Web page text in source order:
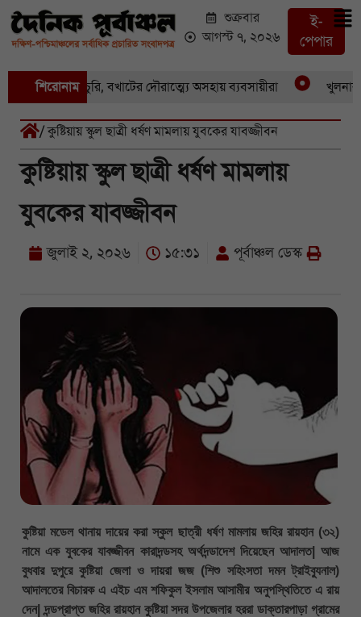
শুক্রবার
আগস্ট ৭, ২০২৬
ই-
পেপার
শিরোনাম
পর একচুরি, বখাটের দৌরাত্ম্যে অসহায় ব্যবসায়ীরা খুলনার
/ কুষ্টিয়ায় স্কুল ছাত্রী ধর্ষণ মামলায় যুবকের যাবজ্জীবন
কুষ্টিয়ায় স্কুল ছাত্রী ধর্ষণ মামলায়
যুবকের যাবজ্জীবন
জুলাই ২, ২০২৬ ১৫:৩১ পূর্বাঞ্চল ডেস্ক
কুষ্টিয়া মডেল থানায় দায়ের করা স্কুল ছাত্রী ধর্ষণ মামলায় জহির রায়হান (৩২)
নামে এক যুবকের যাবজ্জীবন কারাদন্ডসহ অর্থদন্ডাদেশ দিয়েছেন আদালত| আজ
বুধবার দুপুরে কুষ্টিয়া জেলা ও দায়রা জজ (শিশু সহিংসতা দমন ট্রাইব্যুনাল)
আদালতের বিচারক এ এইচ এম শফিকুল ইসলাম আসামীর অনুপস্থিতিতে এ রায়
দেন| দন্ডপ্রাপ্ত জহির রায়হান কুষ্টিয়া সদর উপজেলার হররা ডাক্তারপাড়া গ্রামের